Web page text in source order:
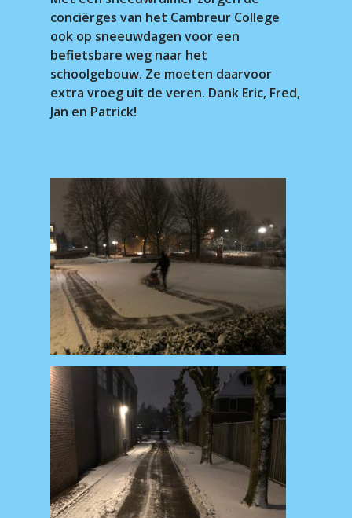
conciërges van het Cambreur College
ook op sneeuwdagen voor een
befietsbare weg naar het
schoolgebouw. Ze moeten daarvoor
extra vroeg uit de veren. Dank Eric, Fred,
Jan en Patrick!